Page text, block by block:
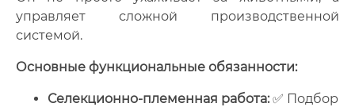
управляет сложной производственной
системой.
Основные функциональные обязанности:
Селекционно-племенная работа:✅ Подбор